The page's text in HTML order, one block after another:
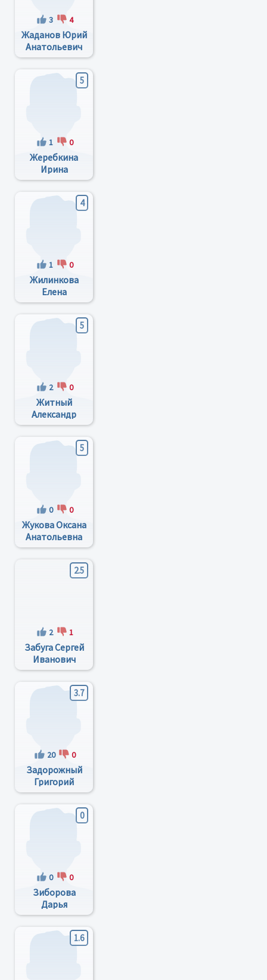
3 4
Жаданов Юрий
Анатольевич
5
1 0
Жеребкина
Ирина
Анатольевна
4
1 0
Жилинкова
Елена
Вячеславовна
5
2 0
Житный
Александр
Александрович
5
0 0
Жукова Оксана
Анатольевна
2.5
2 1
Забуга Сергей
Иванович
3.7
20 0
Задорожный
Григорий
Васильевич
0
0 0
Зиборова
Дарья
Анатольевна
1.6